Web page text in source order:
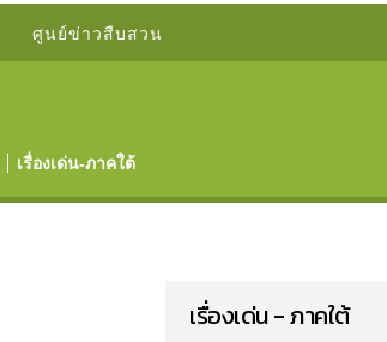
ศูนย์ข่าวสืบสวน
เรื่องเด่น-ภาคใต้
เรื่องเด่น - ภาคใต้